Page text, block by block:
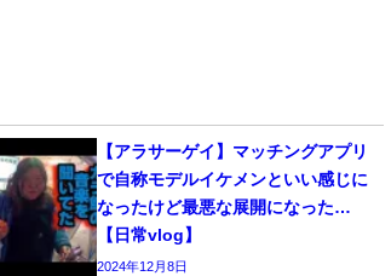
【アラサーゲイ】マッチングアプリ
で自称モデルイケメンといい感じに
なったけど最悪な展開になった…
【日常vlog】
2024年12月8日